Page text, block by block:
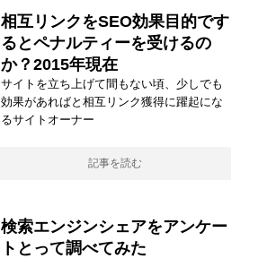
相互リンクをSEO効果目的です
るとペナルティーを受けるの
か？2015年現在
サイトを立ち上げて間もない頃、少しでも
効果があればと相互リンク獲得に躍起にな
るサイトオーナー
記事を読む
検索エンジンシェアをアンケー
トとって調べてみた